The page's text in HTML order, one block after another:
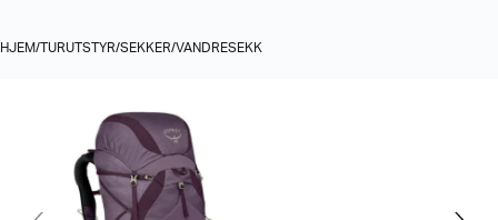
HJEM/TURUTSTYR/SEKKER/VANDRESEKK